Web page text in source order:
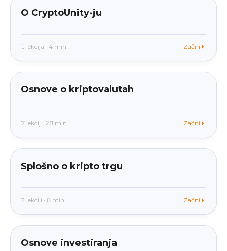
O CryptoUnity-ju
1 lekcija · 4 min Začni
beginner V aplikaciji
Osnove o kriptovalutah
7 lekcij · 28 min Začni
beginner V aplikaciji
Splošno o kripto trgu
2 lekciji · 8 min Začni
beginner V aplikaciji
Osnove investiranja